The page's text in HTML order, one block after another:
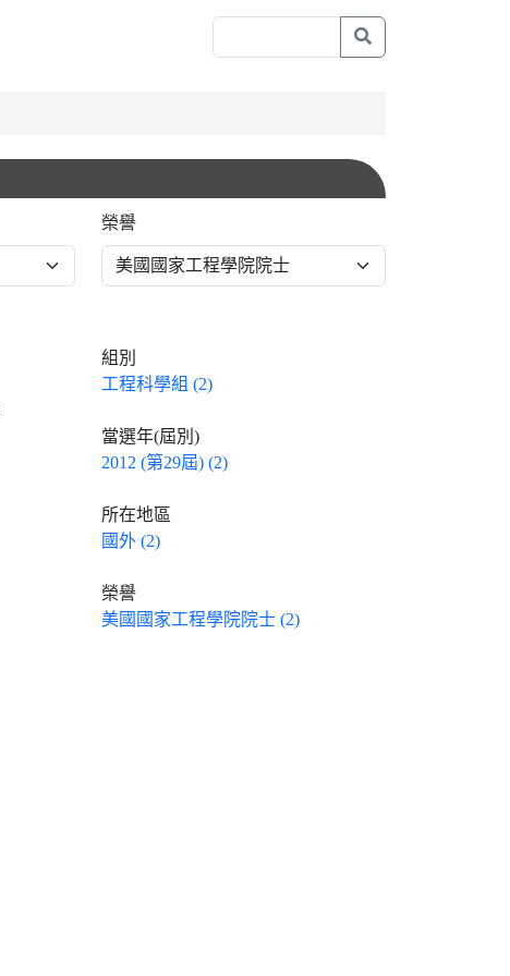
榮譽
組別
工程科學組 (2)
當選年(屆別)
2012 (第29屆) (2)
所在地區
國外 (2)
榮譽
美國國家工程學院院士 (2)